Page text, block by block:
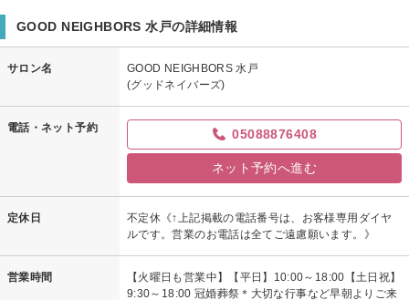
GOOD NEIGHBORS 水戸の詳細情報
サロン名
GOOD NEIGHBORS 水戸
(グッドネイバーズ)
電話・ネット予約 05088876408
ネット予約へ進む
定休日
不定休《↑上記掲載の電話番号は、お客様専用ダイヤ
ルです。営業のお電話は全てご遠慮願います。》
営業時間
【火曜日も営業中】【平日】10:00～18:00【土日祝】
9:30～18:00 冠婚葬祭＊大切な行事など早朝よりご来